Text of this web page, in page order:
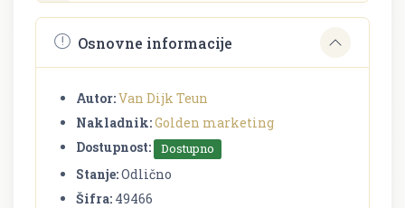
Osnovne informacije
Autor:Van Dijk Teun
Nakladnik:Golden marketing
Dostupnost:
Dostupno
Stanje:Odlično
Šifra: 49466